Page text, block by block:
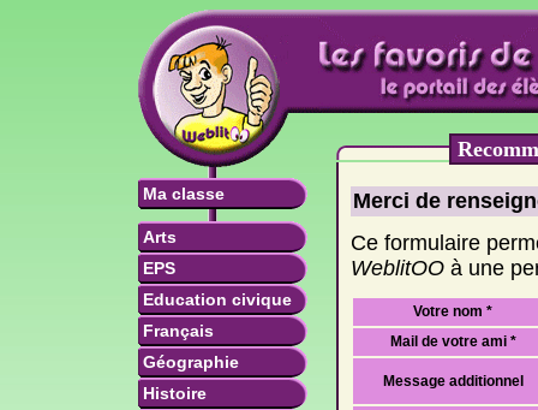
Ma classe
Arts
EPS
Education civique
Français
Géographie
Histoire
Merci de
Ce formulaire
WeblitOO à une
Votre nom *
Mail de votre ami *
Message additionnel